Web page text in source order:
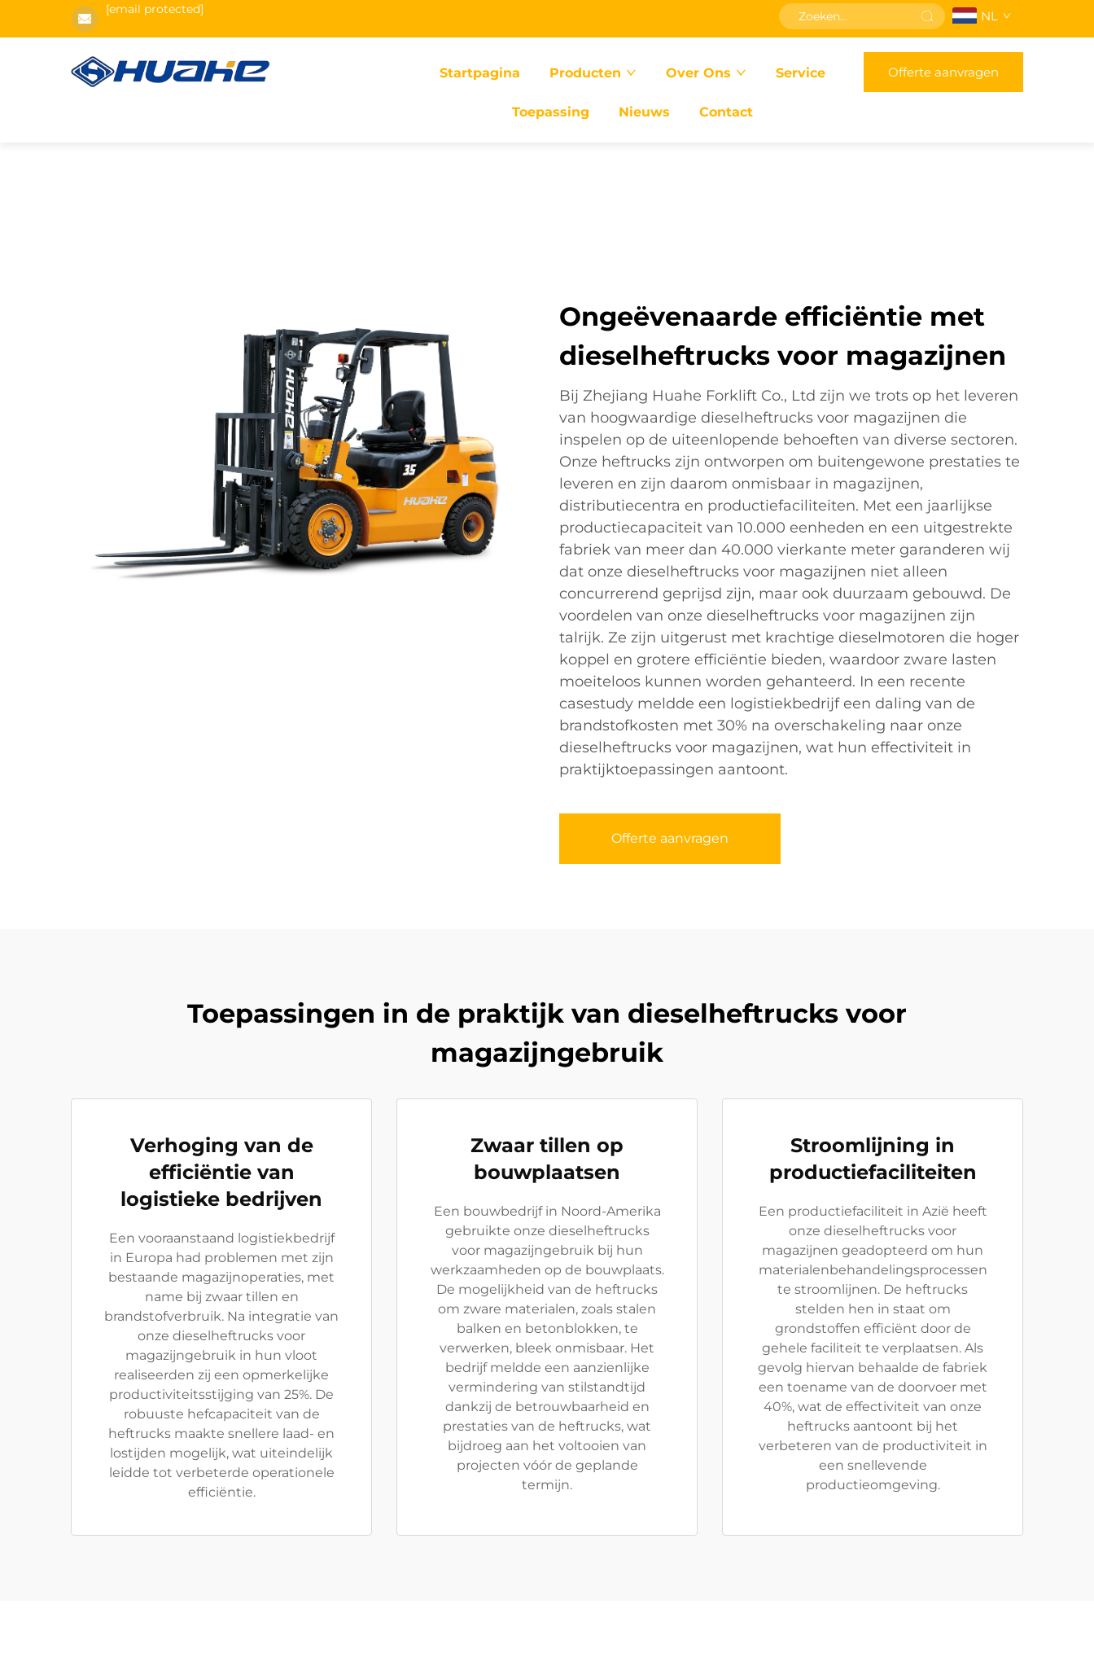
[email protected] NL
Startpagina Producten Over Ons Service
Toepassing Nieuws Contact
Offerte aanvragen
Ongeëvenaarde efficiëntie met
dieselheftrucks voor magazijnen
Bij Zhejiang Huahe Forklift Co., Ltd zijn we trots op het leveren
van hoogwaardige dieselheftrucks voor magazijnen die
inspelen op de uiteenlopende behoeften van diverse sectoren.
Onze heftrucks zijn ontworpen om buitengewone prestaties te
leveren en zijn daarom onmisbaar in magazijnen,
distributiecentra en productiefaciliteiten. Met een jaarlijkse
productiecapaciteit van 10.000 eenheden en een uitgestrekte
fabriek van meer dan 40.000 vierkante meter garanderen wij
dat onze dieselheftrucks voor magazijnen niet alleen
concurrerend geprijsd zijn, maar ook duurzaam gebouwd. De
voordelen van onze dieselheftrucks voor magazijnen zijn
talrijk. Ze zijn uitgerust met krachtige dieselmotoren die hoger
koppel en grotere efficiëntie bieden, waardoor zware lasten
moeiteloos kunnen worden gehanteerd. In een recente
casestudy meldde een logistiekbedrijf een daling van de
brandstofkosten met 30% na overschakeling naar onze
dieselheftrucks voor magazijnen, wat hun effectiviteit in
praktijktoepassingen aantoont.
Offerte aanvragen
Toepassingen in de praktijk van dieselheftrucks voor
magazijngebruik
Verhoging van de
efficiëntie van
logistieke bedrijven
Een vooraanstaand logistiekbedrijf
in Europa had problemen met zijn
bestaande magazijnoperaties, met
name bij zwaar tillen en
brandstofverbruik. Na integratie van
onze dieselheftrucks voor
magazijngebruik in hun vloot
realiseerden zij een opmerkelijke
productiviteitsstijging van 25%. De
robuuste hefcapaciteit van de
heftrucks maakte snellere laad- en
lostijden mogelijk, wat uiteindelijk
leidde tot verbeterde operationele
efficiëntie.
Zwaar tillen op
bouwplaatsen
Een bouwbedrijf in Noord-Amerika
gebruikte onze dieselheftrucks
voor magazijngebruik bij hun
werkzaamheden op de bouwplaats.
De mogelijkheid van de heftrucks
om zware materialen, zoals stalen
balken en betonblokken, te
verwerken, bleek onmisbaar. Het
bedrijf meldde een aanzienlijke
vermindering van stilstandtijd
dankzij de betrouwbaarheid en
prestaties van de heftrucks, wat
bijdroeg aan het voltooien van
projecten vóór de geplande
termijn.
Stroomlijning in
productiefaciliteiten
Een productiefaciliteit in Azië heeft
onze dieselheftrucks voor
magazijnen geadopteerd om hun
materialenbehandelingsprocessen
te stroomlijnen. De heftrucks
stelden hen in staat om
grondstoffen efficiënt door de
gehele faciliteit te verplaatsen. Als
gevolg hiervan behaalde de fabriek
een toename van de doorvoer met
40%, wat de effectiviteit van onze
heftrucks aantoont bij het
verbeteren van de productiviteit in
een snellevende
productieomgeving.